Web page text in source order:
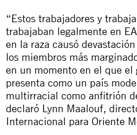
“Estos trabajadores y
trabajaban legalmente en
en la raza causó
los miembros más
en un momento en el que el
presenta como un país
multirracial como anfitrión
declaró Lynn Maalouf,
Internacional para Oriente